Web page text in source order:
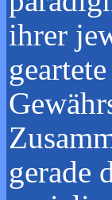
ihrer
gerade